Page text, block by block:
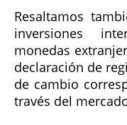
Resaltamos
inversiones
monedas
declaración de
de cambio
través del